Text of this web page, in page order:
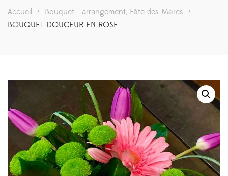
Accueil > Bouquet - arrangement, Fête des Mères >
BOUQUET DOUCEUR EN ROSE